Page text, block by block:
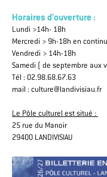
Horaires d'ouverture :
Lundi >14h- 18h
Mercredi > 9h-18h en continu
Vendredi > 14h-18h
Samedi ( de septembre aux
Tél : 02.98.68.67.63
mail : culture@landivisiau.fr
Le Pôle culturel est situé :
25 rue du Manoir
29400 LANDIVISIAU